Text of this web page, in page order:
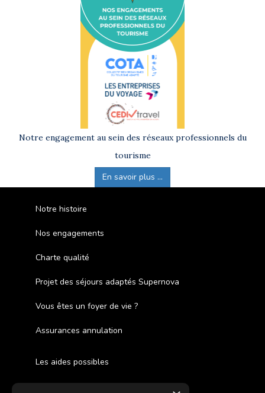
Notre engagement au sein des réseaux professionnels du
tourisme
En savoir plus ...
Notre histoire
Nos engagements
Charte qualité
Projet des séjours adaptés Supernova
Vous êtes un foyer de vie ?
Assurances annulation
Les aides possibles
Cash Back